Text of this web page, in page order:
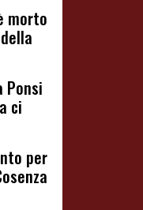
morto
Ponsi
ci
per